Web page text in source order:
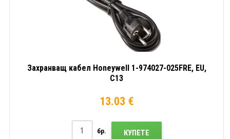
Захранващ кабел Honeywell 1-974027-025FRE, EU,
C13
13.03 €
бр. КУПЕТЕ